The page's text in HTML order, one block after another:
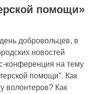
помощи»
добровольцев, в
новостей
конференция на тему
помощи". Как
волонтеров? Как